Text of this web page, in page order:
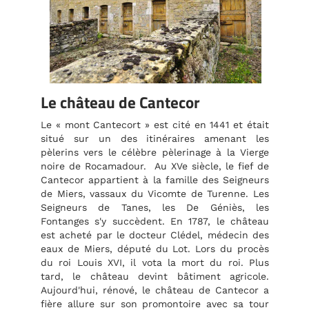
Le château de Cantecor
Le « mont Cantecort » est cité en 1441 et était
situé sur un des itinéraires amenant les
pèlerins vers le célèbre pèlerinage à la Vierge
noire de Rocamadour. Au XVe siècle, le fief de
Cantecor appartient à la famille des Seigneurs
de Miers, vassaux du Vicomte de Turenne. Les
Seigneurs de Tanes, les De Géniès, les
Fontanges s'y succèdent. En 1787, le château
est acheté par le docteur Clédel, médecin des
eaux de Miers, député du Lot. Lors du procès
du roi Louis XVI, il vota la mort du roi. Plus
tard, le château devint bâtiment agricole.
Aujourd'hui, rénové, le château de Cantecor a
fière allure sur son promontoire avec sa tour